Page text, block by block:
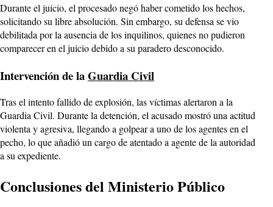
Durante el juicio, el procesado negó haber cometido los hechos,
solicitando su libre absolución. Sin embargo, su defensa se vio
debilitada por la ausencia de los inquilinos, quienes no pudieron
comparecer en el juicio debido a su paradero desconocido.
Intervención de laGuardia Civil
Tras el intento fallido de explosión, las víctimas alertaron a la
Guardia Civil. Durante la detención, el acusado mostró una actitud
violenta y agresiva, llegando a golpear a uno de los agentes en el
pecho, lo que añadió un cargo de atentado a agente de la autoridad
a su expediente.
Conclusiones del Ministerio Público